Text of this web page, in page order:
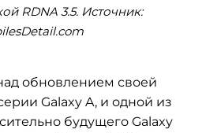
RDNA 3.5. Источник:
обновлением своей
Galaxy A, и одной из
будущего Galaxy